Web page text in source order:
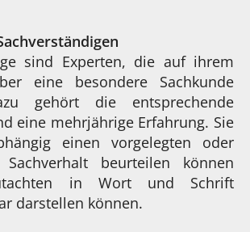
sind Experten, die auf ihrem
eine besondere Sachkunde
gehört die entsprechende
eine mehrjährige Erfahrung. Sie
einen vorgelegten oder
Sachverhalt beurteilen können
in Wort und Schrift
darstellen können.